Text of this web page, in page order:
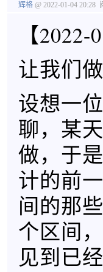
辉格 @ 2022-01-04 20:28
【2022-
让我们
设想一
聊，某
做，于
计的前
间的那
个区间
见到已